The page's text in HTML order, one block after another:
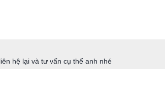
hệ lại và tư vấn cụ thể anh nhé